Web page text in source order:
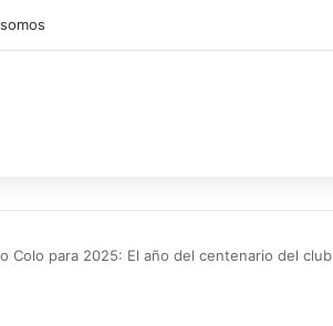
Colo para 2025: El año del centenario del club